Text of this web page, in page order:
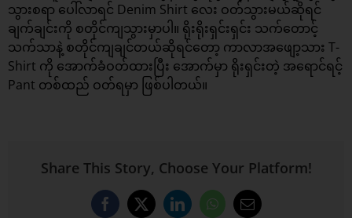
သွားစရာ ပေါ်လာရင် Denim Shirt လေး ဝတ်သွားမယ်ဆိုရင်
ချက်ချင်းကို စတိုင်ကျသွားမှာပါ။ ရိုးရိုးရှင်းရှင်း သက်တောင့်
သက်သာနဲ့ စတိုင်ကျချင်တယ်ဆိုရင်တော့ ကာလာအဖျော့သား T-
Shirt ကို အောက်ခံဝတ်ထားပြီး အောက်မှာ ရိုးရှင်းတဲ့ အရောင်ရင့်
Pant တစ်ထည် ဝတ်ရမှာ ဖြစ်ပါတယ်။
Share This Story, Choose Your Platform!
Facebook
X LinkedInWhatsApp
Email